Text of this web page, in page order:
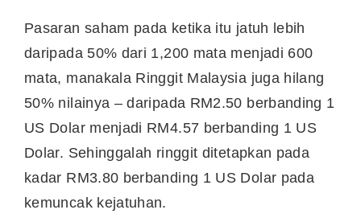
Pasaran saham pada ketika itu jatuh lebih
daripada 50% dari 1,200 mata menjadi 600
mata, manakala Ringgit Malaysia juga hilang
50% nilainya – daripada RM2.50 berbanding 1
US Dolar menjadi RM4.57 berbanding 1 US
Dolar. Sehinggalah ringgit ditetapkan pada
kadar RM3.80 berbanding 1 US Dolar pada
kemuncak kejatuhan.